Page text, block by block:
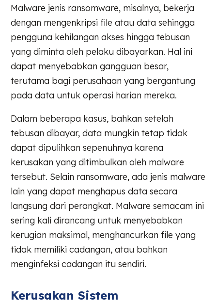
Malware jenis ransomware, misalnya, bekerja
dengan mengenkripsi file atau data sehingga
pengguna kehilangan akses hingga tebusan
yang diminta oleh pelaku dibayarkan. Hal ini
dapat menyebabkan gangguan besar,
terutama bagi perusahaan yang bergantung
pada data untuk operasi harian mereka.
Dalam beberapa kasus, bahkan setelah
tebusan dibayar, data mungkin tetap tidak
dapat dipulihkan sepenuhnya karena
kerusakan yang ditimbulkan oleh malware
tersebut. Selain ransomware, ada jenis malware
lain yang dapat menghapus data secara
langsung dari perangkat. Malware semacam ini
sering kali dirancang untuk menyebabkan
kerugian maksimal, menghancurkan file yang
tidak memiliki cadangan, atau bahkan
menginfeksi cadangan itu sendiri.
Kerusakan Sistem